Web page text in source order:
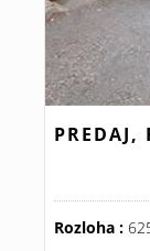
PREDAJ,
Rozloha :